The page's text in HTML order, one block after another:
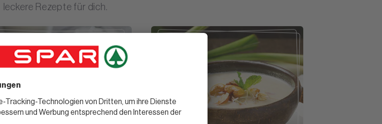
leckere Rezepte für dich.